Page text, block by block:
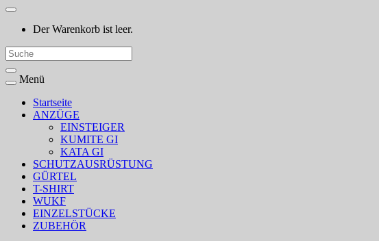
Der Warenkorb ist leer.
Menü
Startseite
ANZÜGE
EINSTEIGER
KUMITE GI
KATA GI
SCHUTZAUSRÜSTUNG
GÜRTEL
T-SHIRT
WUKF
EINZELSTÜCKE
ZUBEHÖR